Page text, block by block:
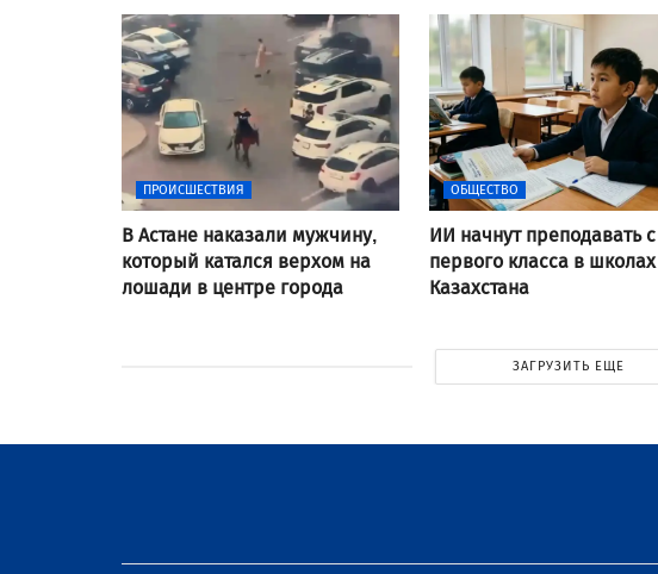
ПРОИСШЕСТВИЯ
В Астане наказали мужчину,
который катался верхом на
лошади в центре города
ОБЩЕСТВО
ИИ начнут преподавать с
первого класса в школах
Казахстана
ЗАГРУЗИТЬ ЕЩЕ